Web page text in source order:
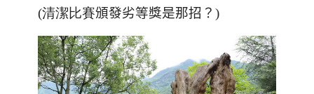
(清潔比賽頒發劣等獎是那招？ )